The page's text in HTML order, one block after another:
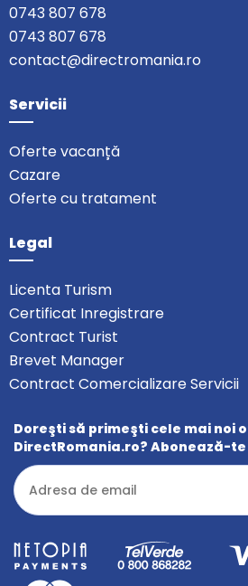
0743 807 678
0743 807 678
contact@directromania.ro
Servicii
Oferte vacanță
Cazare
Oferte cu tratament
Legal
Licenta Turism
Certificat Inregistrare
Contract Turist
Brevet Manager
Contract Comercializare Servicii
Doreşti să primeşti cele mai noi
DirectRomania.ro? Abonează-